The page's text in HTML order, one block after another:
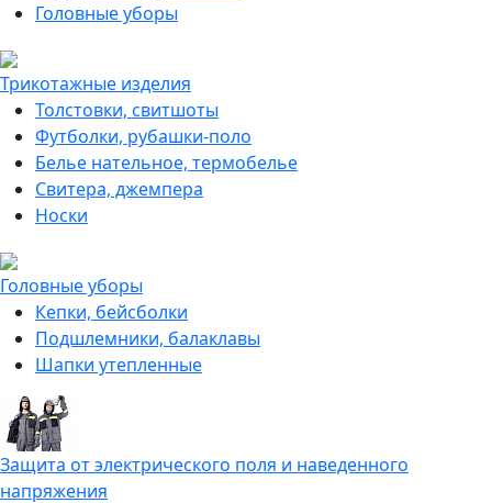
Головные уборы
Трикотажные изделия
Толстовки, свитшоты
Футболки, рубашки-поло
Белье нательное, термобелье
Свитера, джемпера
Носки
Головные уборы
Кепки, бейсболки
Подшлемники, балаклавы
Шапки утепленные
Защита от электрического поля и наведенного
напряжения